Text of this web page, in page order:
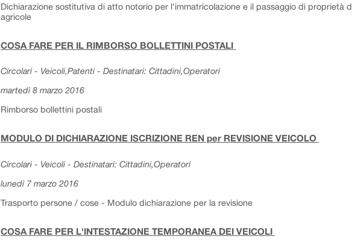
Dichiarazione sostitutiva di atto notorio per l'immatricolazione e il passaggio di proprietà
agricole
COSA FARE PER IL RIMBORSO BOLLETTINI POSTALI
Circolari - Veicoli,Patenti - Destinatari: Cittadini,Operatori
martedì 8 marzo 2016
Rimborso bollettini postali
MODULO DI DICHIARAZIONE ISCRIZIONE REN per REVISIONE VEICOLO
Circolari - Veicoli - Destinatari: Cittadini,Operatori
lunedì 7 marzo 2016
Trasporto persone / cose - Modulo dichiarazione per la revisione
COSA FARE PER L'INTESTAZIONE TEMPORANEA DEI VEICOLI